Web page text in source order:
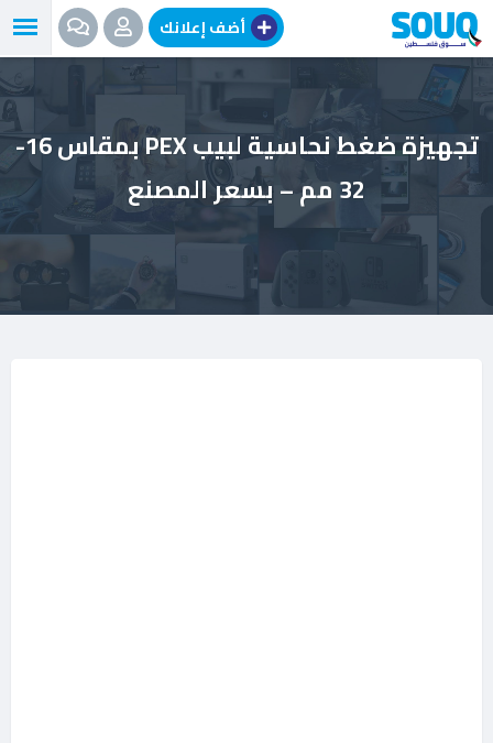
انتقل
إلى
المحتوى
أضف إعلانك
تجهيزة ضغط نحاسية لبيب PEX بمقاس 16-
32 مم – بسعر المصنع